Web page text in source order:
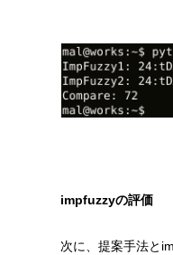
impfuzzyの評価
次に、提案手法と